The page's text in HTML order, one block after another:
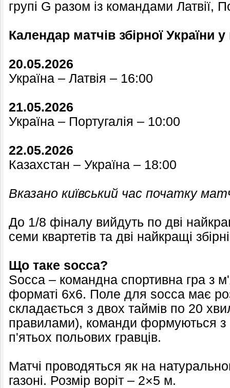
групі G разом із командами Латвії,
Календар матчів збірної України у
20.05.2026
Україна – Латвія – 16:00
21.05.2026
Україна – Португалія – 10:00
22.05.2026
Казахстан – Україна – 18:00
Вказано київський час початку
До 1/8 фіналу вийдуть по дві
семи квартетів та дві найкращі
Що таке socca?
Socca – командна спортивна гра з
форматі 6х6. Поле для socca має
складається з двох таймів по 20
правилами), команди формуються з
п'ятьох польових гравців.
Матчі проводяться як на
газоні. Розмір воріт – 2×5 м.